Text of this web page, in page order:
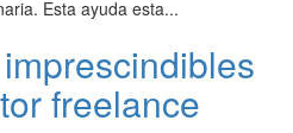
Esta ayuda esta...
freelance